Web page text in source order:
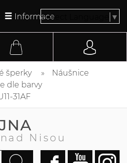
InformaceSelect Language ▼
šperky
Náušnice
dle barvy
31AF
Nisou